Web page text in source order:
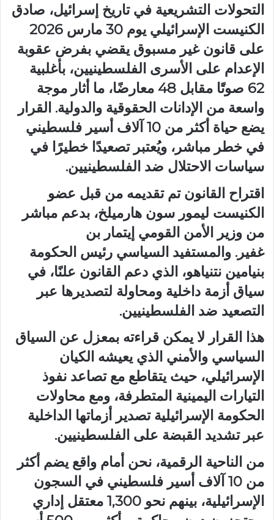
التحولات التشريعية في تاريخ إسرائيل، صادق
الكنيست الإسرائيلي يوم 30 مارس 2026
على قانون غير مسبوق يقضي بفرض عقوبة
الإعدام على الأسرى الفلسطينيين، بأغلبية
62 صوتًا مقابل 48 معارضًا، ما أثار موجة
واسعة من الإدانات الحقوقية والدولية. القرار
يضع حياة أكثر من 10 آلاف أسير فلسطيني
في خطر مباشر، ويُعتبر تصعيدًا خطيرًا في
سياسات الاحتلال ضد الفلسطينيين.
اقتراح القانون تم تقديمه من قبل عضو
الكنيست ليمور سون هارميلخ، بدعم مباشر
من وزير الأمن القومي إيتمار بن
غفير. والمستفيد السياسي رئيس الحكومة
بنيامين نتنياهو، الذي دعم القانون علنًا، في
سياق أزمة داخلية ومحاولة لتصديرها عبر
التصعيد ضد الفلسطينيين.
هذا القرار لا يمكن قراءته بمعزل عن السياق
السياسي والأمني الذي يعيشه الكيان
الإسرائيلي، حيث يتقاطع مع تصاعد نفوذ
التيارات اليمينية المتطرفة، ومع محاولات
الحكومة الإسرائيلية تصدير أزماتها الداخلية
عبر تشديد القبضة على الفلسطينيين.
من الناحية الرقمية، نحن أمام واقع يضم أكثر
من 10 آلاف أسير فلسطيني في السجون
الإسرائيلية، بينهم نحو 1,300 معتقل إداري